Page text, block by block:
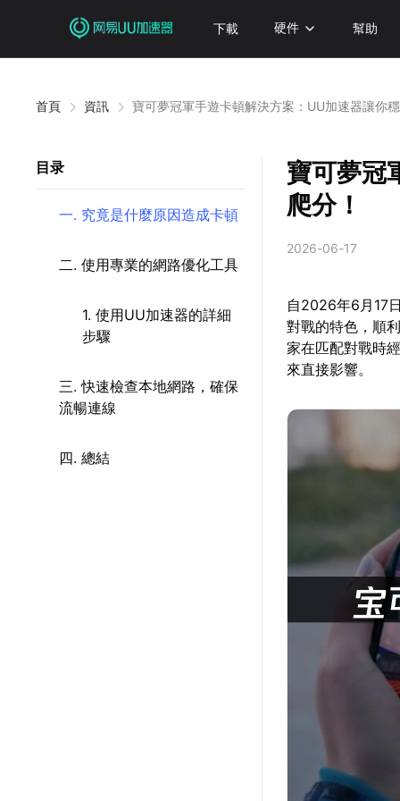
下載 硬件 幫助
首頁 資訊 寶可夢冠軍手遊卡頓解決方案：UU加速器讓你
目录
一. 究竟是什麼原因造成卡頓
二. 使用專業的網路優化工具
1. 使用UU加速器的詳細
步驟
三. 快速檢查本地網路，確保
流暢連線
四. 總結
寶可夢冠
爬分！
2026-06-17
自2026年6月17
對戰的特色，順
家在匹配對戰時
來直接影響。